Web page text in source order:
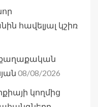
հավելյալ կշիռ
քաղաքական
08/08/2026
կողմից